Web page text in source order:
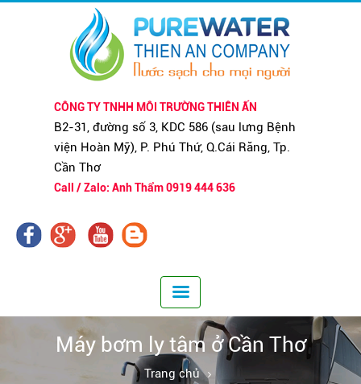
CÔNG TY TNHH MÔI TRƯỜNG THIÊN ẤN
B2-31, đường số 3, KDC 586 (sau lưng Bệnh
viện Hoàn Mỹ), P. Phú Thứ, Q.Cái Răng, Tp.
Cần Thơ
Call / Zalo: Anh Thẩm 0919 444 636
Máy bơm ly tâm ở Cần Thơ
Trang chủ